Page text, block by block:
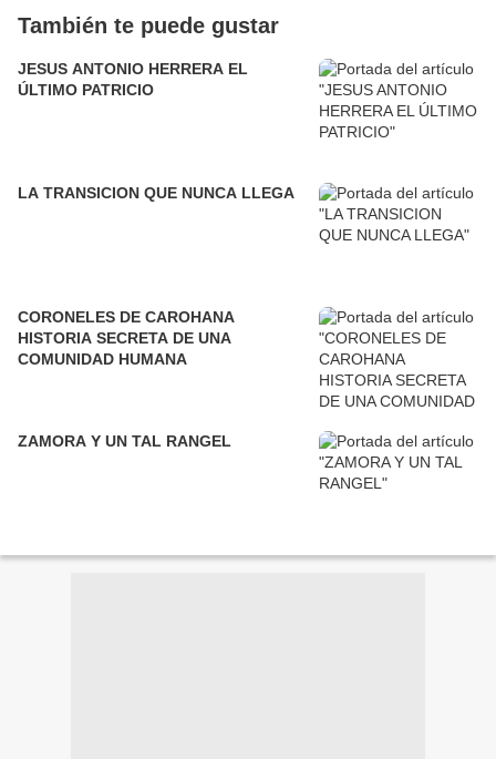
También te puede gustar
JESUS ANTONIO HERRERA EL
ÚLTIMO PATRICIO
LA TRANSICION QUE NUNCA LLEGA
CORONELES DE CAROHANA
HISTORIA SECRETA DE UNA
COMUNIDAD HUMANA
ZAMORA Y UN TAL RANGEL